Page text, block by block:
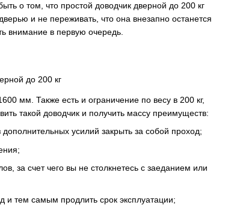
о том, что простой доводчик дверной до 200 кг
и не переживать, что она внезапно останется
внимание в первую очередь.
мм. Также есть и ограничение по весу в 200 кг,
такой доводчик и получить массу преимуществ:
усилий закрыть за собой проход;
за счет чего вы не столкнетесь с заеданием или
и тем самым продлить срок эксплуатации;